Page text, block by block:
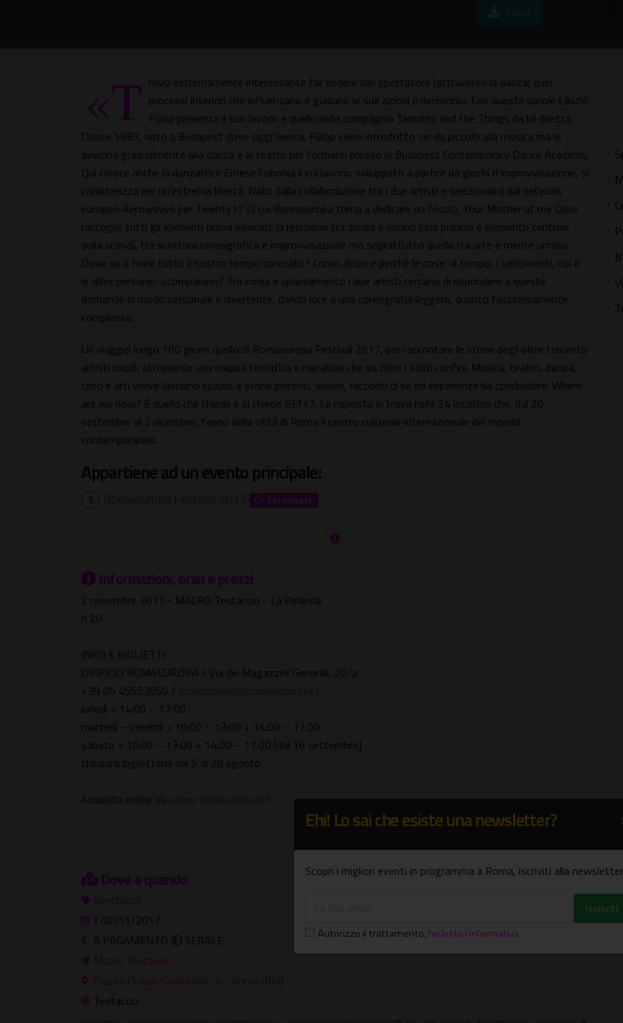
Salva
«T rovo estremamente interessante far vedere allo spettatore (attraverso la danza) quei
processi interiori che influenzano e guidano le sue azioni e decisioni». Con queste parole László
Fülöp presenta il suo lavoro e quello della compagnia Timothy and the Things da lui diretta.
Classe 1987, nato a Budapest dove oggi lavora, Fülöp viene introdotto sin da piccolo alla musica ma si
avvicina gradualmente alla danza e al teatro per formarsi presso la Budapest Contemporary Dance Academy.
Qui cresce anche la danzatrice Emese Cuhorka il cui lavoro, sviluppato a partire da giochi d'improvvisazione, si
caratterizza per un'estrema libertà. Nato dalla collaborazione tra i due artisti e selezionato dal network
europeo Aerowaves per Twenty17 (a cui Romaeuropa torna a dedicare un focus), Your Mother at my Door
raccoglie tutti gli elementi prima elencati: la relazione tra danza e suono (una pianola è elemento centrale
sulla scena), tra scrittura coreografica e improvvisazione ma soprattutto quella tra arte e mente umana.
Dove va a finire tutto il nostro tempo sprecato? Come, dove e perché le cose -il tempo, i sentimenti, noi e
le altre persone- scompaiono? Tra ironia e spaesamento i due artisti cercano di rispondere a queste
domande in modo personale e divertente, dando luce a una coreografia leggera, quanto fascinosamente
complessa.
Un viaggio lungo 100 giorni quello di Romaeuropa Festival 2017, per raccontare le storie degli oltre trecento
artisti ospiti attraverso una mappa tematica e narrativa che va oltre i soliti confini. Musica, teatro, danza,
circo e arti visive lasciano spazio a storie potenti, visioni, racconti di sé ed esperienze da condividere. Where
are we now? È quello che chiede e si chiede REf17. La risposta si trova nelle 24 location che, dal 20
settembre al 2 dicembre, fanno della città di Roma il centro culturale internazionale del mondo
contemporaneo.
Appartiene ad un evento principale:
Romaeuropa Festival 2017 Terminato
Informazioni, orari e prezzi
2 novembre 2017 - MACRO Testaccio - La Pelanda
h 20
INFO E BIGLIETTI:
OPIFICIO ROMAEUROPA / Via dei Magazzini Generali, 20/a
+39 06 45553050 / promozione@romaeuropa.net
lunedì > 14:00 – 17:00
martedì – venerdì > 10:00 – 13:00 + 14:00 – 17:00
sabato > 10:00 – 13:00 + 14:00 – 17:00 [dal 16 settembre]
chiusura biglietteria dal 5 al 20 agosto
Acquista online su www.romaeuropa.net
Dove e quando
Spettacoli
Il 02/11/2017
A PAGAMENTO
SERALE
Macro Testaccio
Piazza Orazio Giustiniani, 4 - Roma (RM)
Testaccio
Ehi! Lo sai che esiste una newsletter?
Scopri i migliori eventi in programma a Roma, iscriviti alla
Autorizzo il trattamento, ho letto l'informativa